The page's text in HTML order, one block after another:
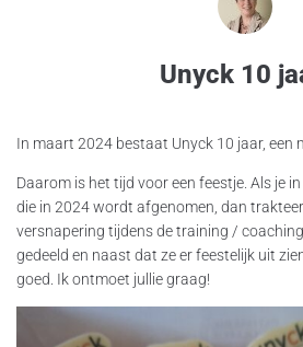
Unyck 10
In maart 2024 bestaat Unyck 10 jaar, een
Daarom is het tijd voor een feestje. Als je
die in 2024 wordt afgenomen, dan
versnapering tijdens de training /
gedeeld en naast dat ze er feestelijk uit
goed. Ik ontmoet jullie graag!